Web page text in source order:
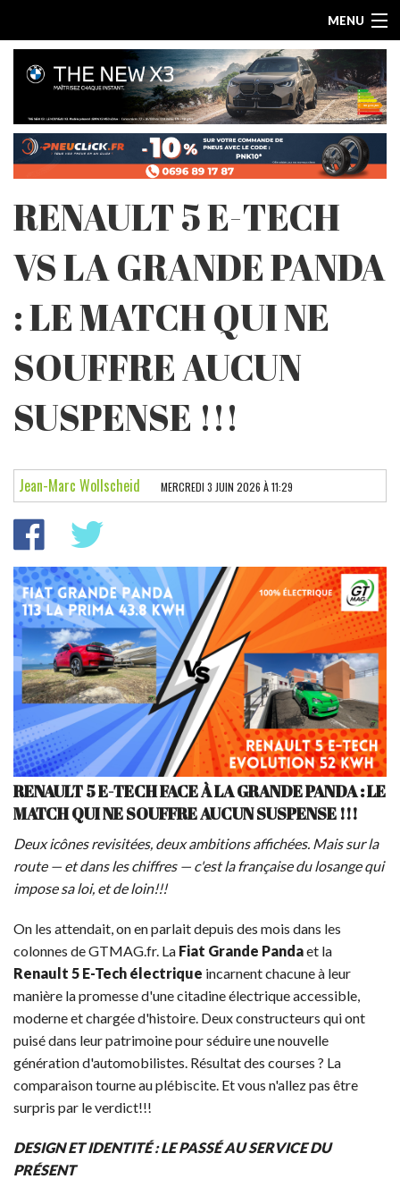
MENU
ACCUEIL
ESSAIS PAR MARQUE
LES ARTICLES
ESSAIS ELECTRIQUES
LES ESSAIS
L'INSTANT AUTO
POINT DE VUE
FÉMINA
NEWS DOM
RENAULT 5 E-TECH
VS LA GRANDE PANDA
: LE MATCH QUI NE
SOUFFRE AUCUN
SUSPENSE !!!
Jean-Marc Wollscheid MERCREDI 3 JUIN 2026 À 11:29
RENAULT 5 E-TECH FACE À LA GRANDE PANDA : LE
MATCH QUI NE SOUFFRE AUCUN SUSPENSE !!!
Deux icônes revisitées, deux ambitions affichées. Mais sur la
route — et dans les chiffres — c'est la française du losange qui
impose sa loi, et de loin!!!
On les attendait, on en parlait depuis des mois dans les
colonnes de GTMAG.fr. La Fiat Grande Pandaet la
Renault 5 E-Tech électrique incarnent chacune à leur
manière la promesse d'une citadine électrique accessible,
moderne et chargée d'histoire. Deux constructeurs qui ont
puisé dans leur patrimoine pour séduire une nouvelle
génération d'automobilistes. Résultat des courses ? La
comparaison tourne au plébiscite. Et vous n'allez pas être
surpris par le verdict!!!
DESIGN ET IDENTITÉ : LE PASSÉ AU SERVICE DU
PRÉSENT